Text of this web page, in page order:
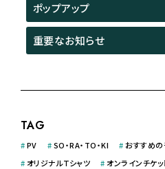
ポップアップ
重要なお知らせ
TAG
#PV #SO・RA・TO・KI #おすすめの
# オリジナルＴシャツ # オンラインチケッ